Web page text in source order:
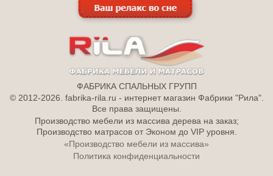
ФАБРИКА СПАЛЬНЫХ ГРУПП
© 2012-2026. fabrika-rila.ru - интернет магазин Фабрики "Рила".
Все права защищены.
Производство мебели из массива дерева на заказ;
Производство матрасов от Эконом до VIP уровня.
«Производство мебели из массива»
Политика конфиденциальности